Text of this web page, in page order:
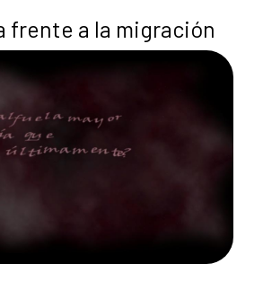
frente a la migración